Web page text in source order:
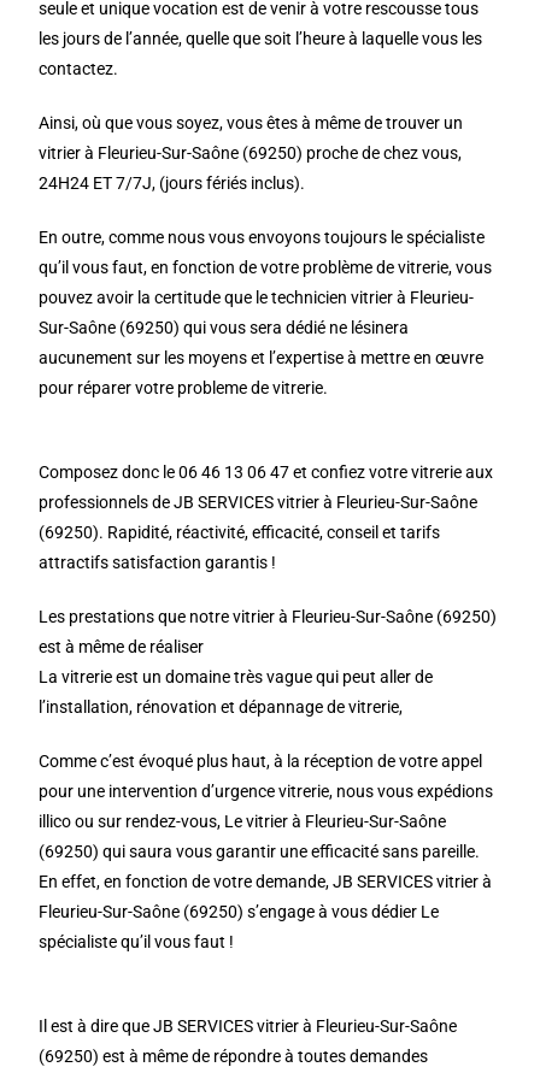
seule et unique vocation est de venir à votre rescousse tous
les jours de l’année, quelle que soit l’heure à laquelle vous les
contactez.
Ainsi, où que vous soyez, vous êtes à même de trouver un
vitrier à Fleurieu-Sur-Saône (69250) proche de chez vous,
24H24 ET 7/7J, (jours fériés inclus).
En outre, comme nous vous envoyons toujours le spécialiste
qu’il vous faut, en fonction de votre problème de vitrerie, vous
pouvez avoir la certitude que le technicien vitrier à Fleurieu-
Sur-Saône (69250) qui vous sera dédié ne lésinera
aucunement sur les moyens et l’expertise à mettre en œuvre
pour réparer votre probleme de vitrerie.
Composez donc le 06 46 13 06 47 et confiez votre vitrerie aux
professionnels de JB SERVICES vitrier à Fleurieu-Sur-Saône
(69250). Rapidité, réactivité, efficacité, conseil et tarifs
attractifs satisfaction garantis !
Les prestations que notre vitrier à Fleurieu-Sur-Saône (69250)
est à même de réaliser
La vitrerie est un domaine très vague qui peut aller de
l’installation, rénovation et dépannage de vitrerie,
Comme c’est évoqué plus haut, à la réception de votre appel
pour une intervention d’urgence vitrerie, nous vous expédions
illico ou sur rendez-vous, Le vitrier à Fleurieu-Sur-Saône
(69250) qui saura vous garantir une efficacité sans pareille.
En effet, en fonction de votre demande, JB SERVICES vitrier à
Fleurieu-Sur-Saône (69250) s’engage à vous dédier Le
spécialiste qu’il vous faut !
Il est à dire que JB SERVICES vitrier à Fleurieu-Sur-Saône
(69250) est à même de répondre à toutes demandes